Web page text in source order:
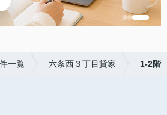
一覧 六条西３丁目貸家 1-2階